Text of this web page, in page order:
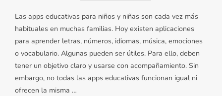
Las apps educativas para niños y niñas son cada vez más
habituales en muchas familias. Hoy existen aplicaciones
para aprender letras, números, idiomas, música, emociones
o vocabulario. Algunas pueden ser útiles. Para ello, deben
tener un objetivo claro y usarse con acompañamiento. Sin
embargo, no todas las apps educativas funcionan igual ni
ofrecen la misma …